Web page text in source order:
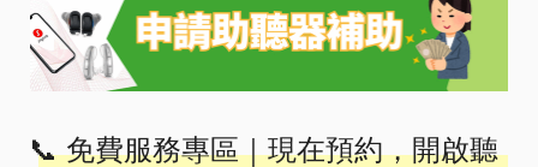
📞 免費服務專區｜現在預約，開啟聽